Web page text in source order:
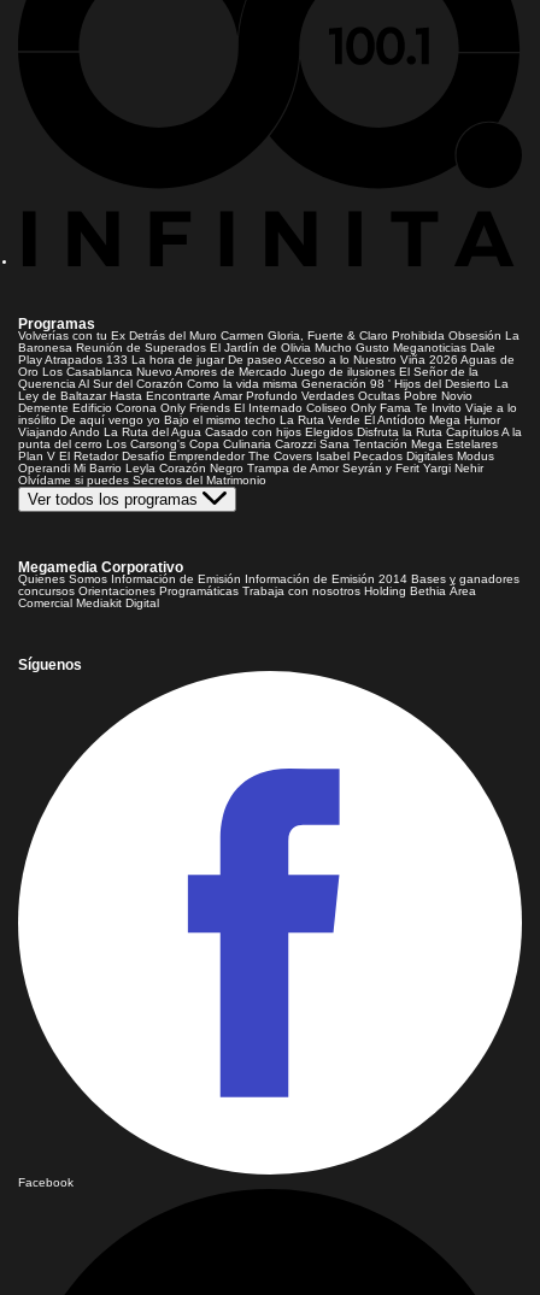
Programas
Volverías con tu Ex Detrás del Muro Carmen Gloria, Fuerte & Claro Prohibida Obsesión La
Baronesa Reunión de Superados El Jardín de Olivia Mucho Gusto Meganoticias Dale
PlayAtrapados 133 La hora de jugar De paseoAcceso a lo Nuestro Viña 2026 Aguas de
Oro Los Casablanca Nuevo Amores de Mercado Juego de ilusiones El Señor de la
Querencia Al Sur del Corazón Como la vida misma Generación 98 ' Hijos del Desierto La
Ley de Baltazar Hasta Encontrarte Amar Profundo Verdades Ocultas Pobre Novio
Demente Edificio Corona Only Friends El Internado Coliseo Only Fama Te Invito Viaje a lo
insólito De aquí vengo yo Bajo el mismo techo La Ruta Verde El Antídoto Mega Humor
Viajando Ando La Ruta del Agua Casado con hijos Elegidos Disfruta la Ruta CapítulosA la
punta del cerro Los Carsong's Copa Culinaria Carozzi Sana Tentación Mega Estelares
Plan V El Retador Desafío Emprendedor The Covers Isabel Pecados Digitales Modus
Operandi Mi Barrio Leyla Corazón Negro Trampa de Amor Seyrán y Ferit Yargi Nehir
Olvídame si puedes Secretos del Matrimonio
Ver todos los programas
Megamedia Corporativo
Quienes Somos Información de Emisión Información de Emisión 2014 Bases y ganadores
concursos Orientaciones Programáticas Trabaja con nosotros Holding Bethia Área
Comercial Mediakit Digital
Síguenos
Facebook